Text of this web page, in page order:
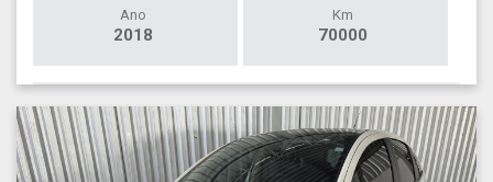
Ano
2018
Km
70000